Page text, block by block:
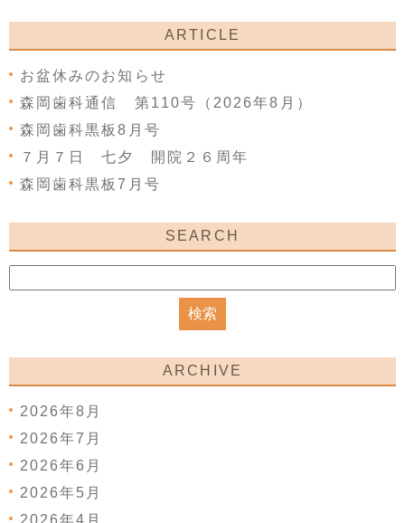
ARTICLE
お盆休みのお知らせ
森岡歯科通信 第110号（2026年8月）
森岡歯科黒板8月号
７月７日 七夕 開院２６周年
森岡歯科黒板7月号
SEARCH
ARCHIVE
2026年8月
2026年7月
2026年6月
2026年5月
2026年4月